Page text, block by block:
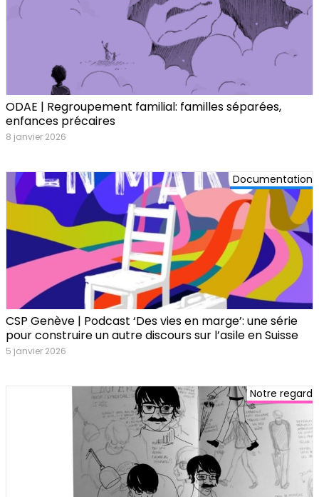
ODAE | Regroupement familial: familles séparées,
enfances précaires
8 janvier 2026
Documentation
CSP Genève | Podcast ‘Des vies en marge’: une série
pour construire un autre discours sur l’asile en Suisse
5 janvier 2026
Notre regard